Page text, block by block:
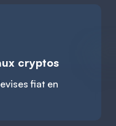
cryptos
fiat en